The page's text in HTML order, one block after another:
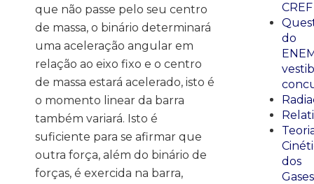
que não passe pelo seu centro
de massa, o binário determinará
uma aceleração angular em
relação ao eixo fixo e o centro
de massa estará acelerado, isto é
o momento linear da barra
também variará. Isto é
suficiente para se afirmar que
outra força, além do binário de
forças, é exercida na barra,
CREF
do
dos
Gases